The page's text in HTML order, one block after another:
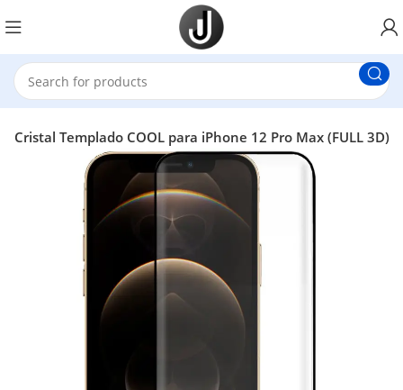
Cristal Templado COOL para iPhone 12 Pro Max (FULL 3D)